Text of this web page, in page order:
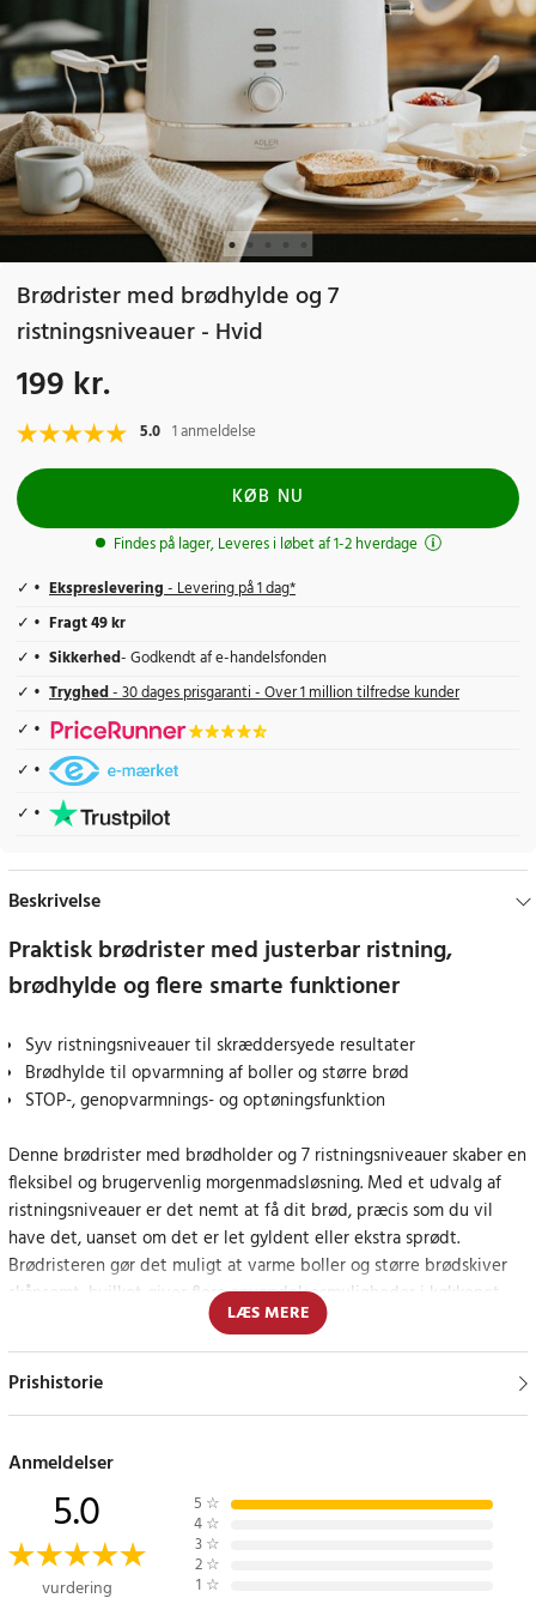
Brødrister med brødhylde og 7
ristningsniveauer - Hvid
Pris:199 kr.
199 kr.
5.0 1 anmeldelse
KØB NU
Findes på lager, Leveres i løbet af 1-2 hverdage
Ekspreslevering- Levering på 1 dag*
Fragt 49 kr
Sikkerhed- Godkendt af e-handelsfonden
Tryghed- 30 dages prisgaranti - Over 1 million tilfredse kunder
Beskrivelse
Praktisk brødrister med justerbar ristning,
brødhylde og flere smarte funktioner
Syv ristningsniveauer til skræddersyede resultater
Brødhylde til opvarmning af boller og større brød
STOP-, genopvarmnings- og optøningsfunktion
Denne brødrister med brødholder og 7 ristningsniveauer skaber en
fleksibel og brugervenlig morgenmadsløsning. Med et udvalg af
ristningsniveauer er det nemt at få dit brød, præcis som du vil
have det, uanset om det er let gyldent eller ekstra sprødt.
Brødristeren gør det muligt at varme boller og større brødskiver
skånsomt, hvilket giver flere anvendelsesmuligheder i køkkenet.
De tre funktioner - STOP, REHEAT og DEFROST - forenkler
morgenrutinerne yderligere. STOP-funktionen stopper ristningen
samme cyklus. Den automatiske pop-up-funktion og slukning gør
Den aftagelige krummebakke gør rengøringen lettere og hjælper
med at holde køkkenbordet rent. Med skridsikre fødder står
brødristeren stabilt, og den indbyggede ledningsopbevaring gør
LÆS MERE
Prishistorie
Anmeldelser
5.0
vurdering
5 ☆
4 ☆
3 ☆
2 ☆
1 ☆